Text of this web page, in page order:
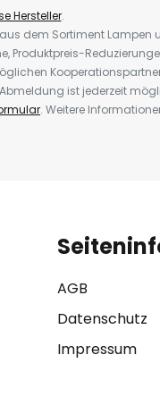
Hersteller.
dem Sortiment Lampen
Produktpreis-
ist jederzeit
. Weitere
AGB
Datenschutz
Impressum